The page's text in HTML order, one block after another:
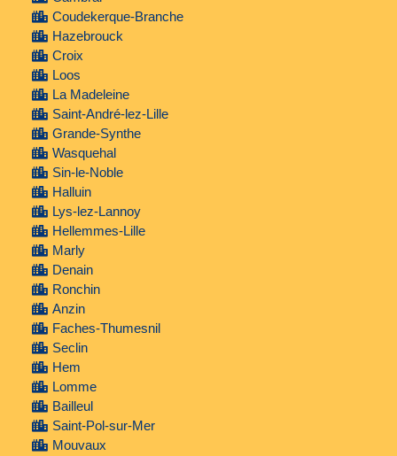
Coudekerque-Branche
Hazebrouck
Croix
Loos
La Madeleine
Saint-André-lez-Lille
Grande-Synthe
Wasquehal
Sin-le-Noble
Halluin
Lys-lez-Lannoy
Hellemmes-Lille
Marly
Denain
Ronchin
Anzin
Faches-Thumesnil
Seclin
Hem
Lomme
Bailleul
Saint-Pol-sur-Mer
Mouvaux